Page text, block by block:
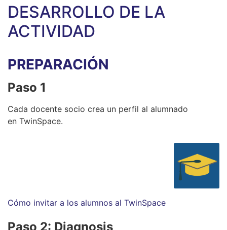
DESARROLLO DE LA
ACTIVIDAD
PREPARACIÓN
Paso 1
Cada docente socio crea un perfil al alumnado
en TwinSpace.
Cómo invitar a los alumnos al TwinSpace
Paso 2: Diagnosis